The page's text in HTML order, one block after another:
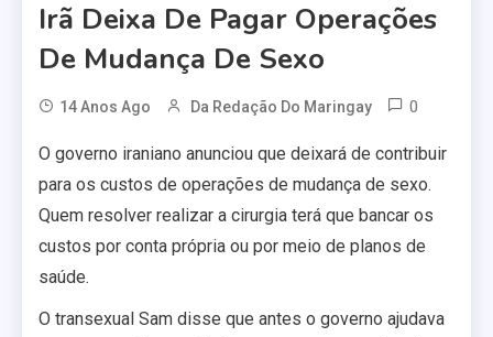
Irã Deixa De Pagar Operações
De Mudança De Sexo
14 Anos Ago Da Redação Do Maringay 0
O governo iraniano anunciou que deixará de contribuir
para os custos de operações de mudança de sexo.
Quem resolver realizar a cirurgia terá que bancar os
custos por conta própria ou por meio de planos de
saúde.
O transexual Sam disse que antes o governo ajudava